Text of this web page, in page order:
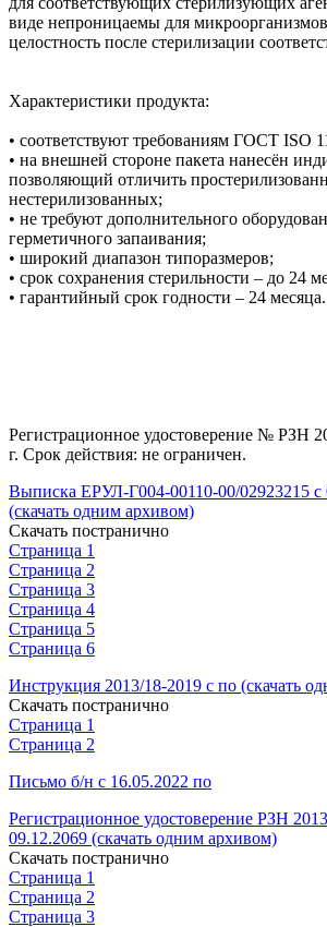
виде непроницаемы для
целостность после стерилизации
Характеристики продукта:
• соответствуют требованиям ГОСТ ISO
• на внешней стороне пакета нанесён
позволяющий отличить
нестерилизованных;
• не требуют дополнительного
герметичного запаивания;
• широкий диапазон типоразмеров;
• срок сохранения стерильности – до 24
• гарантийный срок годности – 24 месяца.
Регистрационное удостоверение № РЗН
г. Срок действия: не ограничен.
Выписка ЕРУЛ-Г004-00110-00/02923215 с
(скачать одним архивом)
Скачать постранично
Страница 1
Страница 2
Страница 3
Страница 4
Страница 5
Страница 6
Инструкция 2013/18-2019 с по (скачать
Скачать постранично
Страница 1
Страница 2
Письмо б/н с 16.05.2022 по
Регистрационное удостоверение РЗН
09.12.2069 (скачать одним архивом)
Скачать постранично
Страница 1
Страница 2
Страница 3